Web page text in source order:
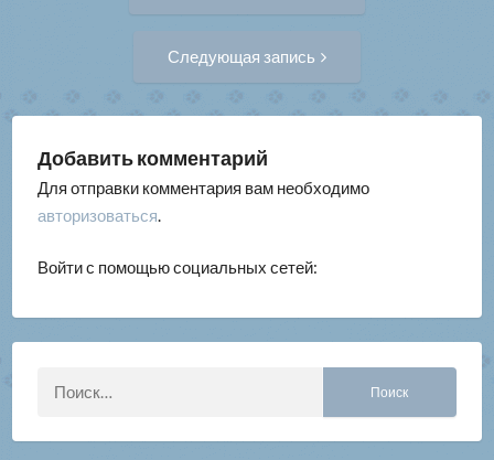
записям
Следующая запись
Добавить комментарий
Для отправки комментария вам необходимо
авторизоваться.
Войти с помощью социальных сетей: